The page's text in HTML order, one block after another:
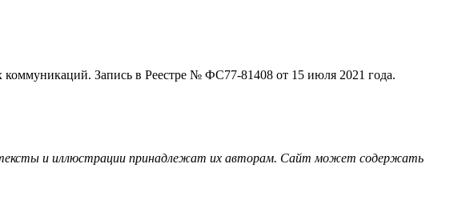
Запись в Реестре № ФС77-81408 от 15 июля 2021 года.
тексты и иллюстрации принадлежат их авторам. Сайт может содержать